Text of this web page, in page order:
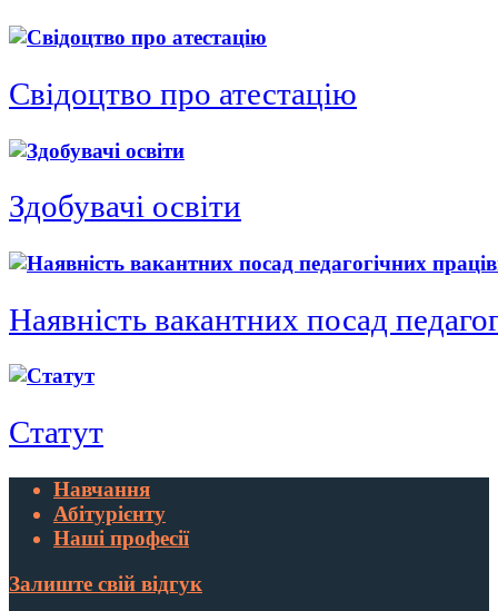
Свідоцтво про атестацію
Здобувачі освіти
Наявність вакантних посад
Статут
Навчання
Абітурієнту
Наші професії
Залиште свій відгук